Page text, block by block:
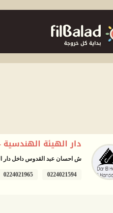
دار الهيئة
ش احسان عبد القدوس داخل دار
0224021594
0224021965